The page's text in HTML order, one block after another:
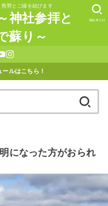
野とご縁を結びます
神社参拝と
蘇り～
SEARCH
ルはこちら！
:
になった方がおられ